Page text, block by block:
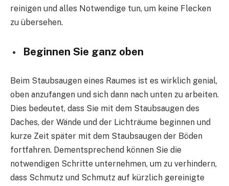
reinigen und alles Notwendige tun, um keine Flecken
zu übersehen.
Beginnen Sie ganz oben
Beim Staubsaugen eines Raumes ist es wirklich genial,
oben anzufangen und sich dann nach unten zu arbeiten.
Dies bedeutet, dass Sie mit dem Staubsaugen des
Daches, der Wände und der Lichträume beginnen und
kurze Zeit später mit dem Staubsaugen der Böden
fortfahren. Dementsprechend können Sie die
notwendigen Schritte unternehmen, um zu verhindern,
dass Schmutz und Schmutz auf kürzlich gereinigte